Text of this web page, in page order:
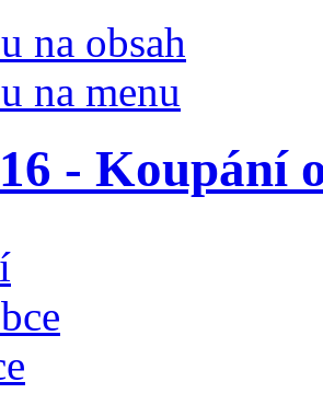
na obsah
na menu
- Koupání